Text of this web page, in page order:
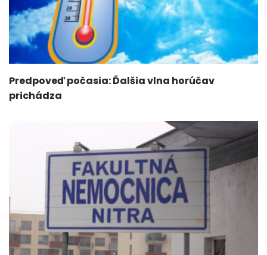
Predpoveď počasia: Ďalšia vlna horúčav
prichádza